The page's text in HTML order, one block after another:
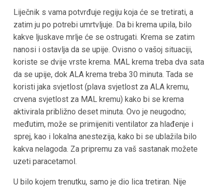
Liječnik s vama potvrđuje regiju koja će se tretirati, a
zatim ju po potrebi umrtvljuje. Da bi krema upila, bilo
kakve ljuskave mrlje će se ostrugati. Krema se zatim
nanosi i ostavlja da se upije. Ovisno o vašoj situaciji,
koriste se dvije vrste krema. MAL krema treba dva sata
da se upije, dok ALA krema treba 30 minuta. Tada se
koristi jaka svjetlost (plava svjetlost za ALA kremu,
crvena svjetlost za MAL kremu) kako bi se krema
aktivirala približno deset minuta. Ovo je neugodno;
međutim, može se primijeniti ventilator za hlađenje i
sprej, kao i lokalna anestezija, kako bi se ublažila bilo
kakva nelagoda. Za pripremu za vaš sastanak možete
uzeti paracetamol.
U bilo kojem trenutku, samo je dio lica tretiran. Nije